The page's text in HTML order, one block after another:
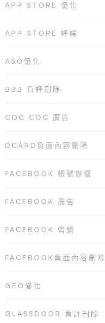
APP STORE 優化
APP STORE 評論
ASO優化
BBB 負評刪除
COC COC 廣告
DCARD負面內容刪除
FACEBOOK 帳號恢復
FACEBOOK 廣告
FACEBOOK 營銷
FACEBOOK負面內容刪除
GEO優化
GLASSDOOR 負評刪除